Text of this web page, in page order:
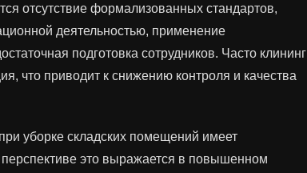
отсутствие формализованных стандартов,
деятельностью, применение
подготовка сотрудников. Часто клининг
что приводит к снижению контроля и качества
уборке складских помещений имеет
это выражается в повышенном